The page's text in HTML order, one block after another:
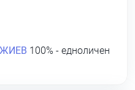
100% - едноличен